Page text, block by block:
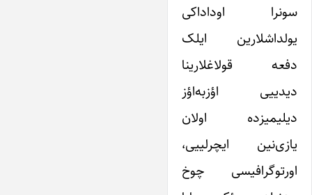
سونرا اوداداکی
یولداشلارین ایلک
دفعه قولاغلارینا
دیدییی اؤزبه‌اؤز
دیلیمیزده اولان
یازی‌نین ایچرلییی،
اورتوگرافیسی چوخ